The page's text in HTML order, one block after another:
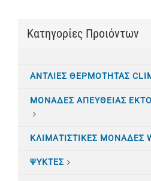
Κατηγορίες Προιόντων
ΑΝΤΛΙΕΣ ΘΕΡΜΟΤΗΤΑΣ
ΜΟΝΑΔΕΣ ΑΠΕΥΘΕΙΑΣ
ΚΛΙΜΑΤΙΣTΙΚΕΣ ΜΟΝΑΔΕΣ
ΨΥΚΤΕΣ